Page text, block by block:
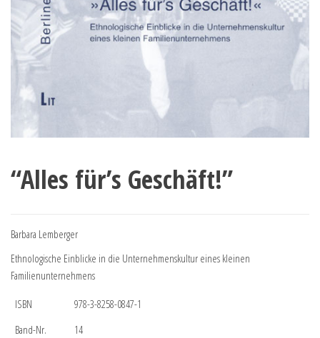
“Alles für’s Geschäft!”
Barbara Lemberger
Ethnologische Einblicke in die Unternehmenskultur eines kleinen
Familienunternehmens
ISBN
978-3-8258-0847-1
Band-Nr.
14